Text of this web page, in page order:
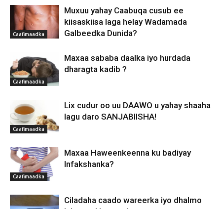
Caafimaadka
Muxuu yahay Caabuqa cusub ee
kiisaskiisa laga helay Wadamada
Galbeedka Dunida?
Caafimaadka
Maxaa sababa daalka iyo hurdada
dharagta kadib ?
Caafimaadka
Lix cudur oo uu DAAWO u yahay shaaha
lagu daro SANJABIISHA!
Caafimaadka
Maxaa Haweenkeenna ku badiyay
Infakshanka?
Ciladaha caado wareerka iyo dhalmo